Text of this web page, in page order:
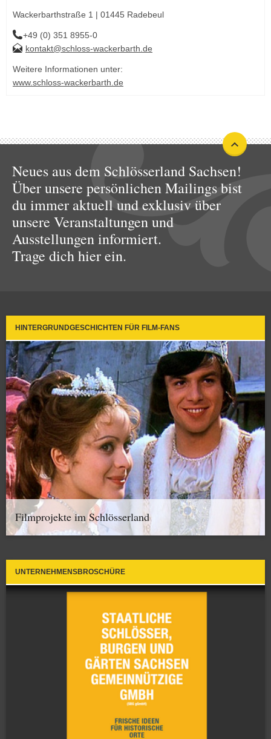
Wackerbarthstraße 1 | 01445 Radebeul
+49 (0) 351 8955-0
kontakt@schloss-wackerbarth.de
Weitere Informationen unter:
www.schloss-wackerbarth.de
Neues aus dem Schlösserland Sachsen!
Über unsere persönlichen Mailings bist
du immer aktuell und exklusiv über
unsere Veranstaltungen und
Ausstellungen informiert.
Trage dich hier ein.
HINTERGRUNDGESCHICHTEN FÜR FILM-FANS
Filmprojekte im Schlösserland
UNTERNEHMENSBROSCHÜRE